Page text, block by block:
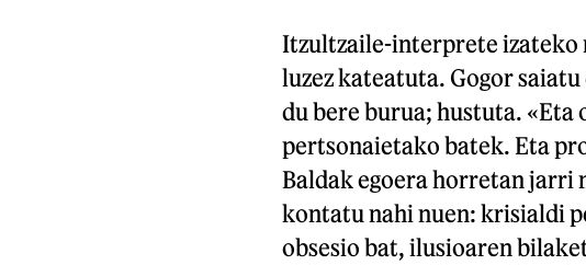
Itzultzaile-interprete izateko
luzez kateatuta. Gogor
du bere burua; hustuta. «Eta
pertsonaietako batek. Eta
Baldak egoera horretan jarri
kontatu nahi nuen: krisialdi
obsesio bat, ilusioaren